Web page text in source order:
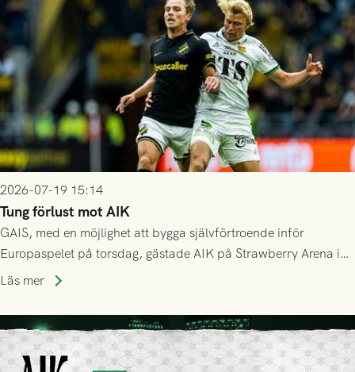
2026-07-19 15:14
Tung förlust mot AIK
GAIS, med en möjlighet att bygga självförtroende inför
Europaspelet på torsdag, gästade AIK på Strawberry Arena i
Stockholm . Men trots konstant hotande i första halvlek av
lyckades få in 2-0.
Läs mer